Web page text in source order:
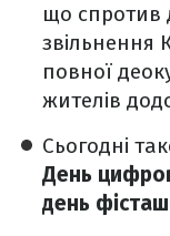
що спротив
звільнення
повної
жителів
Сьогодні
День
день